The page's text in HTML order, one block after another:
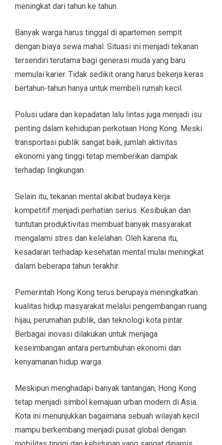
meningkat dari tahun ke tahun.
Banyak warga harus tinggal di apartemen sempit
dengan biaya sewa mahal. Situasi ini menjadi tekanan
tersendiri terutama bagi generasi muda yang baru
memulai karier. Tidak sedikit orang harus bekerja keras
bertahun-tahun hanya untuk membeli rumah kecil.
Polusi udara dan kepadatan lalu lintas juga menjadi isu
penting dalam kehidupan perkotaan Hong Kong. Meski
transportasi publik sangat baik, jumlah aktivitas
ekonomi yang tinggi tetap memberikan dampak
terhadap lingkungan.
Selain itu, tekanan mental akibat budaya kerja
kompetitif menjadi perhatian serius. Kesibukan dan
tuntutan produktivitas membuat banyak masyarakat
mengalami stres dan kelelahan. Oleh karena itu,
kesadaran terhadap kesehatan mental mulai meningkat
dalam beberapa tahun terakhir.
Pemerintah Hong Kong terus berupaya meningkatkan
kualitas hidup masyarakat melalui pengembangan ruang
hijau, perumahan publik, dan teknologi kota pintar.
Berbagai inovasi dilakukan untuk menjaga
keseimbangan antara pertumbuhan ekonomi dan
kenyamanan hidup warga.
Meskipun menghadapi banyak tantangan, Hong Kong
tetap menjadi simbol kemajuan urban modern di Asia.
Kota ini menunjukkan bagaimana sebuah wilayah kecil
mampu berkembang menjadi pusat global dengan